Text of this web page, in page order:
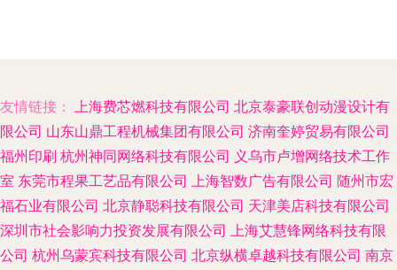
友情链接： 上海费芯燃科技有限公司 北京泰豪联创动漫设计有
限公司 山东山鼎工程机械集团有限公司 济南奎婷贸易有限公司
福州印刷 杭州神同网络科技有限公司 义乌市卢增网络技术工作
室 东莞市程果工艺品有限公司 上海智数广告有限公司 随州市宏
福石业有限公司 北京静聪科技有限公司 天津美店科技有限公司
深圳市社会影响力投资发展有限公司 上海艾慧锋网络科技有限
公司 杭州乌蒙宾科技有限公司 北京纵横卓越科技有限公司 南京